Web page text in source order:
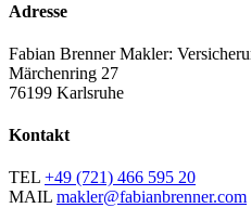
Adresse
Fabian Brenner Makler:
Märchenring 27
76199 Karlsruhe
Kontakt
TEL +49 (721) 466 595 20
MAIL makler@fabianbrenner.com